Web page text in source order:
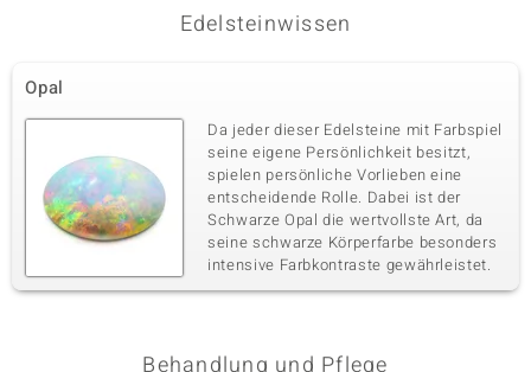
Edelsteinvarietät
Zirkon 1 à 1,5 mm
0,02 ct
Schliff
Rundschliff
Fassung
Krappenfassung
Herkunft
Kambodscha
Vierter Edelstein
14 à 1,3 mm
Edelsteinwissen
Opal
Da jeder dieser Edelsteine mit Farbspiel
seine eigene Persönlichkeit besitzt,
spielen persönliche Vorlieben eine
entscheidende Rolle. Dabei ist der
Schwarze Opal die wertvollste Art, da
seine schwarze Körperfarbe besonders
intensive Farbkontraste gewährleistet.
Behandlung und Pflege